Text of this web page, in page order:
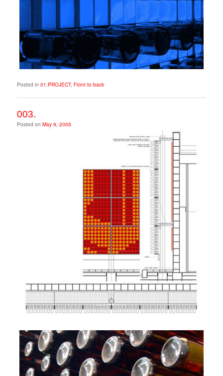
Posted in 01.PROJECT,Front to back
003.
Posted onMay 9, 2005